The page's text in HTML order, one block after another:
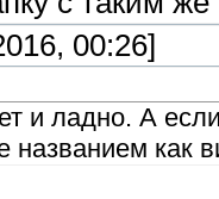
00:26]
и ладно. А
названием как